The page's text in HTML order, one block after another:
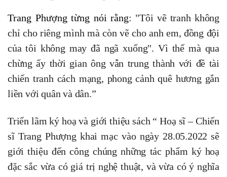
Trang Phượng từng nói rằng: "Tôi vẽ tranh không
chỉ cho riêng mình mà còn vẽ cho anh em, đồng đội
của tôi không may đã ngã xuống". Vì thế mà qua
chừng ấy thời gian ông vẫn trung thành với đề tài
chiến tranh cách mạng, phong cảnh quê hương gắn
liền với quân và dân.”
Triển lãm ký hoạ và giới thiệu sách “ Hoạ sĩ – Chiến
sĩ Trang Phượng khai mạc vào ngày 28.05.2022 sẽ
giới thiệu đến công chúng những tác phẩm ký hoạ
đặc sắc vừa có giá trị nghệ thuật, và vừa có ý nghĩa